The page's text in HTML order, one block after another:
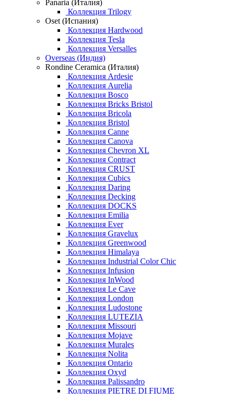
Panaria (Италия)
Коллекция Trilogy
Oset (Испания)
Коллекция Hardwood
Коллекция Tesla
Коллекция Versalles
Overseas (Индия)
Rondine Ceramica (Италия)
Коллекция Ardesie
Коллекция Aurelia
Коллекция Bosco
Коллекция Bricks Bristol
Коллекция Bricola
Коллекция Bristol
Коллекция Canne
Коллекция Canova
Коллекция Chevron XL
Коллекция Contract
Коллекция CRUST
Коллекция Cubics
Коллекция Daring
Коллекция Decking
Коллекция DOCKS
Коллекция Emilia
Коллекция Ever
Коллекция Gravelux
Коллекция Greenwood
Коллекция Himalaya
Коллекция Industrial Color Chic
Коллекция Infusion
Коллекция InWood
Коллекция Le Cave
Коллекция London
Коллекция Ludostone
Коллекция LUTEZIA
Коллекция Missouri
Коллекция Mojave
Коллекция Murales
Коллекция Nolita
Коллекция Ontario
Коллекция Oxyd
Коллекция Palissandro
Коллекция PIETRE DI FIUME